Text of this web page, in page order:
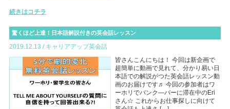
続きはコチラ
驚くほど上達！日本語解説付きの英会話レッスン
2019.12.13 / キャリアアップ英会話
皆さんこんにちは！ 今回は新企画で
超簡単に動画で見れて、分かり易い日
本語での解説がつた英会話レッスン動
画のお届けです♬ 今回の参加者はワ
ーホリでバンク―バーに滞在中のEri
さん☆ これからお仕事探しに向けて